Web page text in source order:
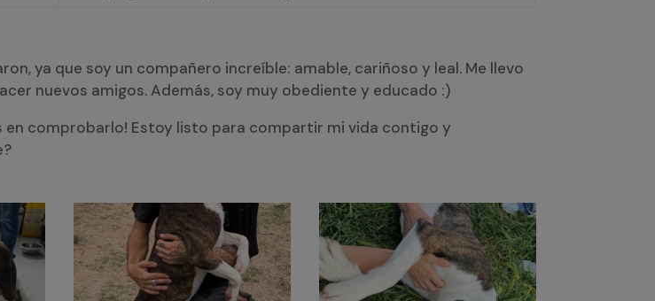
ya que soy un compañero increíble: amable, cariñoso y leal. Me llevo
nuevos amigos. Además, soy muy obediente y educado :)
en comprobarlo! Estoy listo para compartir mi vida contigo y